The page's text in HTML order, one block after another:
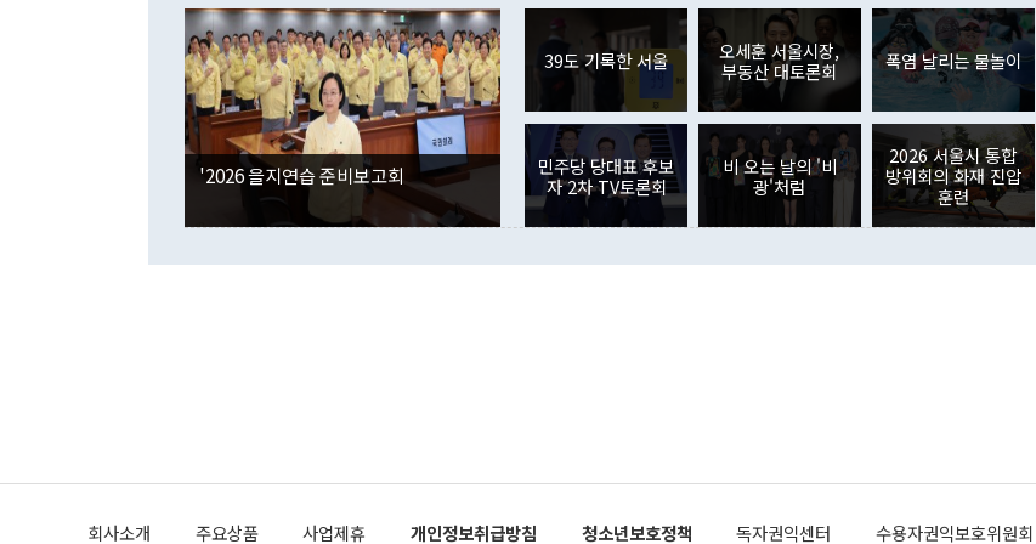
며 "정부 차원에서 (참석을) 검토하고 있다"고 발언한 데 대해서도 조 장관
은 "그것은 외교부의 몫"이라며 "아직 거기까지 진도가 나가지 않았다"고
잘랐다. 정 장관이 이날 소개한 대북 구상과 설명은 정부 내 조율을 거치지
않았다는 점에서 문제가 있다. 특히 주적 표현 대체와 국호 사용, 9·19 군
사합의 복원, 4자회담 추진 등은 통일부 장관이 결정할 사안이 아니어서 월
권이라는 지적이 나오고 있다. 이 대통령은 정 장관의 업무보고를 듣고 난
뒤 "여기 업무보고에 발표했다고 승인난 건 아니다"라고 재차 확인했다. 정
부의 한 소식통은 "정 장관의 발언 내용은 대부분 국가안전보장회의(NSC)
를 거쳐 결정된 사안이 아닌 정 장관의 개인적 생각에 가깝다"며 "안보 관
련 부처 장관이 정부의 공식 정책이 아닌 사안을 추진하겠다고 업무보고를
하고 대통령의 면전에서 '국군통수권자가 나서야 한다'고 주장한 것은 심각
이나 미국은 북한에 선비핵화를 공식적으로 요구한 적이 없기 때문이다. 지
공하는 방식으로 이뤄졌다. 1994년 북·미 제네바 기본합의는 핵시설 동결
였던 올해 3월(369억9000만달러)을 넘어선 것이다. 직접투자에서는 내국
인의 해외투자가 80억1000만달러, 외국인의 국내투자가 46억3000만달러
각각 증가했다. 증권투자에서는 외국인의 국내 주식 매도세가 이어졌다. 외
국인의 국내 주식 투자는 차익실현 매도 등의 영향으로 316억1000만달러
감소하며 전월(-310억5000만달러)에 이어 역대 최대 순매도 기록을 다시
경신했다. 외국인의 국내 채권투자는 세계국채지수(WGBI) 자금 유입에도
분기 말 만기도래 영향으로 증가 폭이 줄어든 52억9000만달러를 기록했
다. 내국인의 해외 증권투자는 주식을 중심으로 35억6000만달러 증가했
다. eoyn2@newspim.com
'2026 을지연습 준비보고회
39도 기록한 서울
오세훈 서울시장,
부동산 대토론회
폭염 날리는 물놀이
민주당 당대표 후보
자 2차 TV토론회
비 오는 날의 '비
광'처럼
2026 서울시 통합
방위회의 화재 진압
훈련
회사소개 주요상품 사업제휴 개인정보취급방침 청소년보호정책 독자권익센터 수용자권익보호위원회